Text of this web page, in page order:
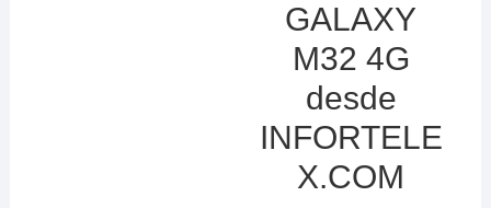
GALAXY
M32 4G
desde
INFORTELE
X.COM